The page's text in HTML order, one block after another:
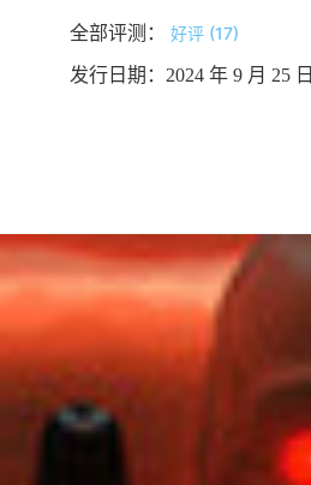
全部评测： 好评 (17)
发行日期：2024 年 9 月 25 日